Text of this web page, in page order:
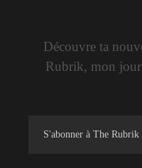
Découvre ta
Rubrik, mon